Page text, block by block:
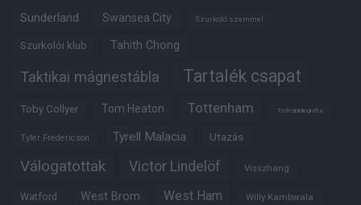
Sunderland Swansea City Szurkoló szemmel
Szurkolói klub Tahith Chong
Taktikai mágnestábla Tartalék csapat
Toby Collyer Tom Heaton Tottenham Trófeabibliográfia
Tyler Fredericson Tyrell Malacia Utazás
Válogatottak Victor Lindelöf Visszhang
Watford West Brom West Ham Willy Kambwala